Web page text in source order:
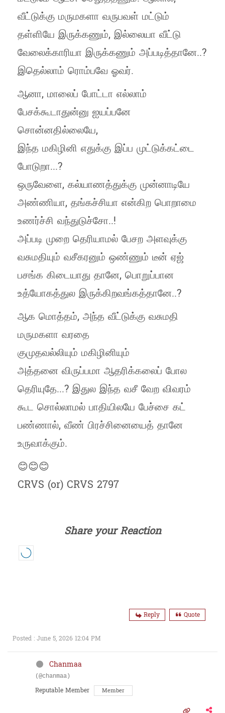
வீட்டுக்கு மருமகளா வருபவள் மட்டும்
தள்ளியே இருக்கணும், இல்லையா வீட்டு
வேலைக்காரியா இருக்கணும் அப்படித்தானே..?
இதெல்லாம் ரொம்பவே ஓவர்.
ஆனா, மாலைப் போட்டா எல்லாம்
பேசக்கூடாதுன்னு ஐயப்பனே
சொன்னதில்லையே,
இந்த மகிழினி எதுக்கு இப்ப முட்டுக்கட்டை
போடுறா...?
ஒருவேளை, கல்யாணத்துக்கு முன்னாடியே
அண்ணியா, தங்கச்சியா என்கிற பொறாமை
உணர்ச்சி வந்துடுச்சோ..!
அப்படி முறை தெரியாமல் பேசற அளவுக்கு
வசுமதியும் வசீகரனும் ஒண்ணும் டீன் ஏஜ்
பசங்க கிடையாது தானே, பொறுப்பான
உத்யோகத்துல இருக்கிறவங்கத்தானே..?
ஆக மொத்தம், அந்த வீட்டுக்கு வசுமதி
மருமகளா வரதை
குமுதவல்லியும் மகிழினியும்
அத்தனை விருப்பமா ஆதரிக்கலைப் போல
தெரியுதே...? இதுல இந்த வசீ வேற விவரம்
கூட சொல்லாமல் பாதியிலயே பேச்சை கட்
பண்ணால், வீண் பிரச்சினையைத் தானே
உருவாக்கும்.
😊😊😊
CRVS (or) CRVS 2797
Share your Reaction
Reply Quote
Posted : June 5, 2026 12:04 PM
Chanmaa
(@chanmaa)
Reputable Member Member